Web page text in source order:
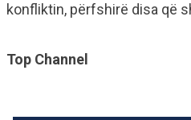
konfliktin, përfshirë disa që
Top Channel